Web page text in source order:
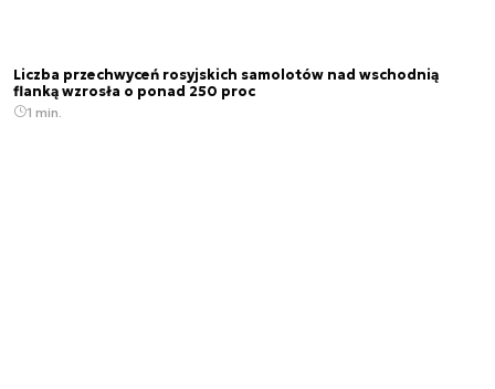
Liczba przechwyceń rosyjskich samolotów nad wschodnią
flanką wzrosła o ponad 250 proc
1 min.